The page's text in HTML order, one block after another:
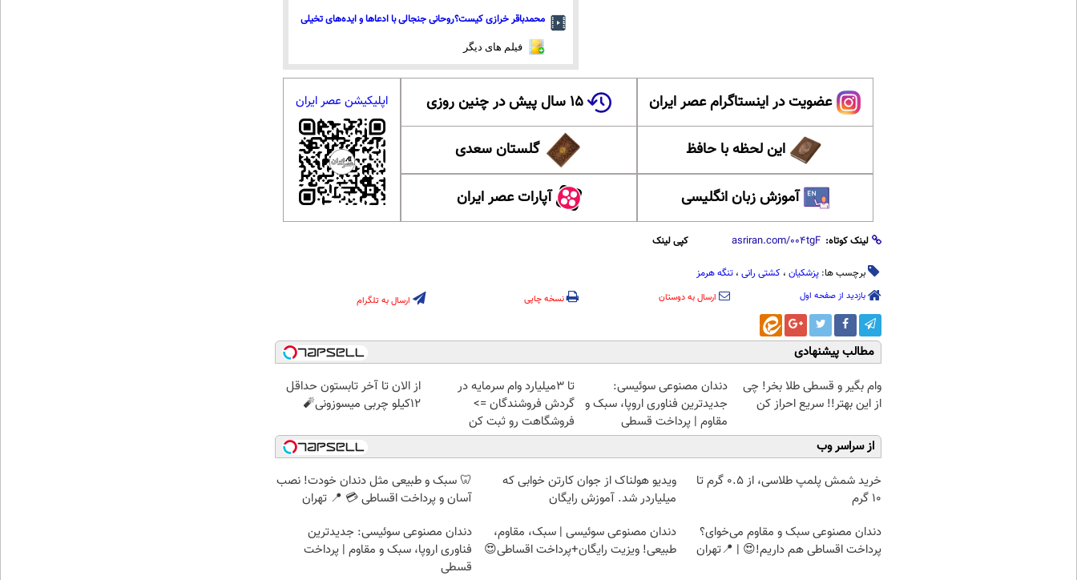
محمدباقر خرازی کیست؟روحانی جنجالی با ادعاها و ایده‌های تخیلی
فیلم های دیگر
عضویت در اینستاگرام عصر ایران ۱۵ سال پیش در چنین روزی
این لحظه با حافظ گلستان سعدی
آموزش زبان انگلیسی آپارات عصر ایران
اپلیکیشن عصر ایران
لینک کوتاه: کپی لینک
برچسب ها: پزشکیان ، کشتی رانی ، تنگه هرمز
بازدید از صفحه اول ارسال به دوستان نسخه چاپی ارسال به تلگرام
مطالب پیشنهادی
وام بگیر و قسطی طلا بخر! چی
از این بهتر!! سریع احراز کن
دندان مصنوعی سوئیسی:
جدیدترین فناوری اروپا، سبک و
مقاوم | پرداخت قسطی
تا 3میلیارد وام سرمایه در
گردش فروشندگان =>
فروشگاهت رو ثبت کن
از الان تا آخر تابستون حداقل
12کیلو چربی میسوزونی🧨
از سراسر وب
خرید شمش پلمپ طلاسی، از ۰.۵ گرم تا
۱۰ گرم
ویدیو هولناک از جوان کارتن خوابی که
میلیاردر شد. آموزش رایگان
🦷 سبک و طبیعی مثل دندان خودت! نصب
آسان و پرداخت اقساطی 💳 📍 تهران
دندان مصنوعی سبک و مقاوم می‌خوای؟
پرداخت اقساطی هم داریم!😍 | 📍تهران
دندان مصنوعی سوئیسی | سبک، مقاوم،
طبیعی! ویزیت رایگان+پرداخت اقساطی😍
دندان مصنوعی سوئیسی: جدیدترین
فناوری اروپا، سبک و مقاوم | پرداخت
قسطی